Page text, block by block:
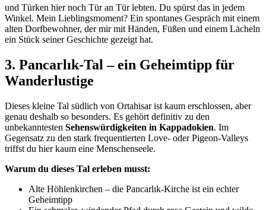
und Türken hier noch Tür an Tür lebten. Du spürst das in jedem
Winkel. Mein Lieblingsmoment? Ein spontanes Gespräch mit einem
alten Dorfbewohner, der mir mit Händen, Füßen und einem Lächeln
ein Stück seiner Geschichte gezeigt hat.
3. Pancarlık-Tal – ein Geheimtipp für
Wanderlustige
Dieses kleine Tal südlich von Ortahisar ist kaum erschlossen, aber
genau deshalb so besonders. Es gehört definitiv zu den
unbekanntesten Sehenswürdigkeiten in Kappadokien. Im
Gegensatz zu den stark frequentierten Love- oder Pigeon-Valleys
triffst du hier kaum eine Menschenseele.
Warum du dieses Tal erleben musst:
Alte Höhlenkirchen – die Pancarlık-Kirche ist ein echter
Geheimtipp